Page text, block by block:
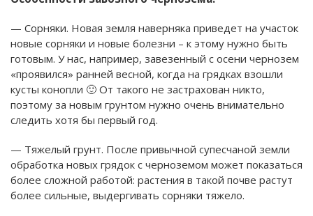
— Сорняки. Новая земля наверняка приведет на участок
новые сорняки и новые болезни – к этому нужно быть
готовым. У нас, например, завезенный с осени чернозем
«проявился» ранней весной, когда на грядках взошли
кусты конопли 🙂 От такого не застрахован никто,
поэтому за новым грунтом нужно очень внимательно
следить хотя бы первый год.
— Тяжелый грунт. После привычной супесчаной земли
обработка новых грядок с черноземом может показаться
более сложной работой: растения в такой почве растут
более сильные, выдергивать сорняки тяжело.